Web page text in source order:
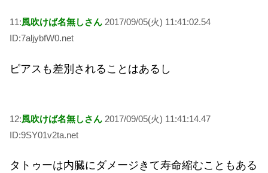
11:風吹けば名無しさん 2017/09/05(火) 11:41:02.54
ID:7aljybfW0.net
ピアスも差別されることはあるし
12:風吹けば名無しさん 2017/09/05(火) 11:41:14.47
ID:9SY01v2ta.net
タトゥーは内臓にダメージきて寿命縮むこともある